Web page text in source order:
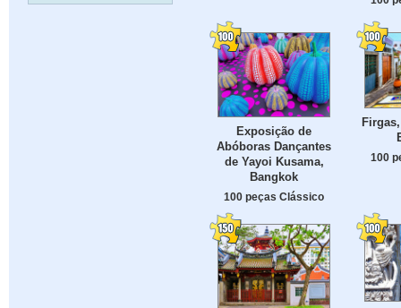
Exposição de
Abóboras Dançantes
de Yayoi Kusama,
Bangkok
100 peças Clássico
100